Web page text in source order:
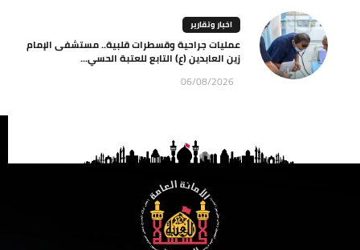
اخبار وتقارير
عمليات جراحية وقسطرات قلبية.. مستشفى الإمام
زين العابدين (ع) التابع للعتبة الحسي...
06/08/2026